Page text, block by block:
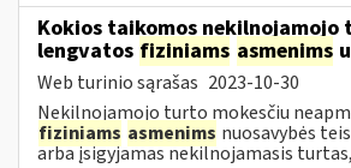
Kokios taikomos nekilnojamojo
lengvatos fiziniams asmenims
Web turinio sąrašas 2023-10-30
Nekilnojamojo turto mokesčiu
fiziniams asmenims nuosavybės
arba įsigyjamas nekilnojamasis